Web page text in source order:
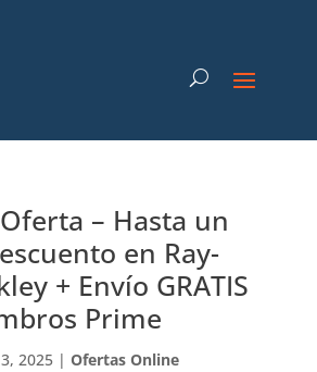
– Hasta un
en Ray-
+ Envío GRATIS
Prime
2025| Ofertas Online